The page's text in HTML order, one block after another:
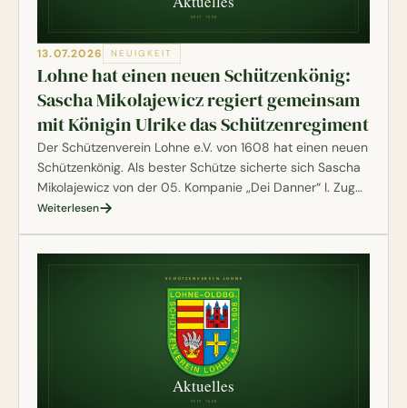
13.07.2026 NEUIGKEIT
Lohne hat einen neuen Schützenkönig:
Sascha Mikolajewicz regiert gemeinsam
mit Königin Ulrike das Schützenregiment
Der Schützenverein Lohne e.V. von 1608 hat einen neuen
Schützenkönig. Als bester Schütze sicherte sich Sascha
Mikolajewicz von der 05. Kompanie „Dei Danner“ I. Zug
die Königswürde und wird gemeinsam mit seiner Königin
Weiterlesen